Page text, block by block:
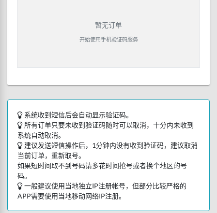
暂无订单
开始使用手机验证码服务
系统收到短信后会自动显示验证码。
所有订单只要未收到验证码随时可以取消，十分内未收到
系统自动取消。
建议发送短信操作后，1分钟内没有收到验证码，建议取消
当前订单，重新取号。
如果短时间取不到号码请多花时间抢号或者换个地区的号
码。
一般建议使用当地独立IP注册帐号，但部分比较严格的
APP需要使用当地移动网络IP注册。